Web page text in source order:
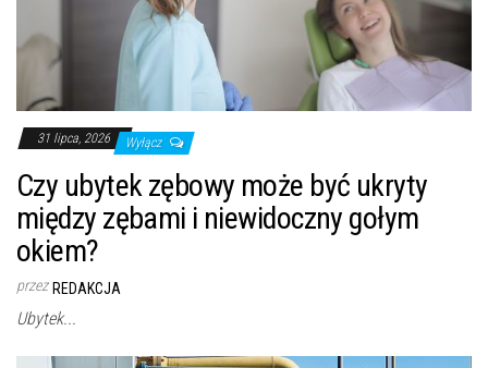
31 lipca, 2026 Wyłącz
Czy ubytek zębowy może być ukryty
między zębami i niewidoczny gołym
okiem?
przez REDAKCJA
Ubytek...